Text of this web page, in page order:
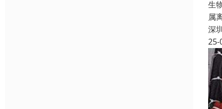
生
属
深
25-